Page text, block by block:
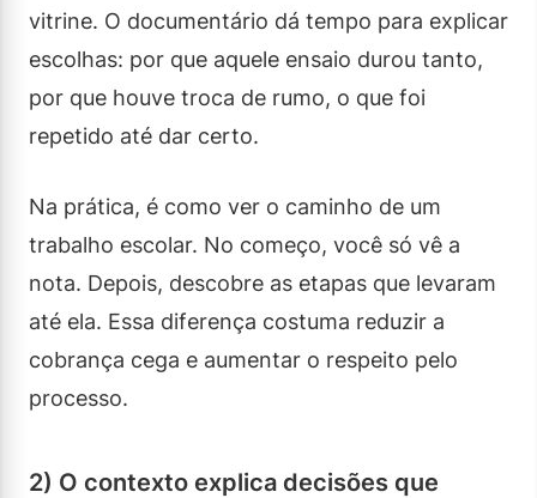
vitrine. O documentário dá tempo para explicar
escolhas: por que aquele ensaio durou tanto,
por que houve troca de rumo, o que foi
repetido até dar certo.
Na prática, é como ver o caminho de um
trabalho escolar. No começo, você só vê a
nota. Depois, descobre as etapas que levaram
até ela. Essa diferença costuma reduzir a
cobrança cega e aumentar o respeito pelo
processo.
2) O contexto explica decisões que